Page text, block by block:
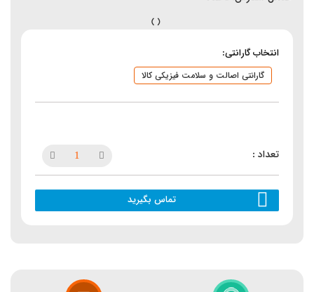
انتخاب گارانتی:
گارانتی اصالت و سلامت فیزیکی کالا
تماس بگیرید